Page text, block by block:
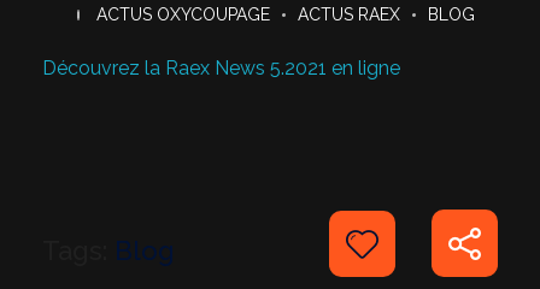
ACTUS OXYCOUPAGE
ACTUS RAEX BLOG
Découvrez la Raex News 5.2021 en ligne
Blog